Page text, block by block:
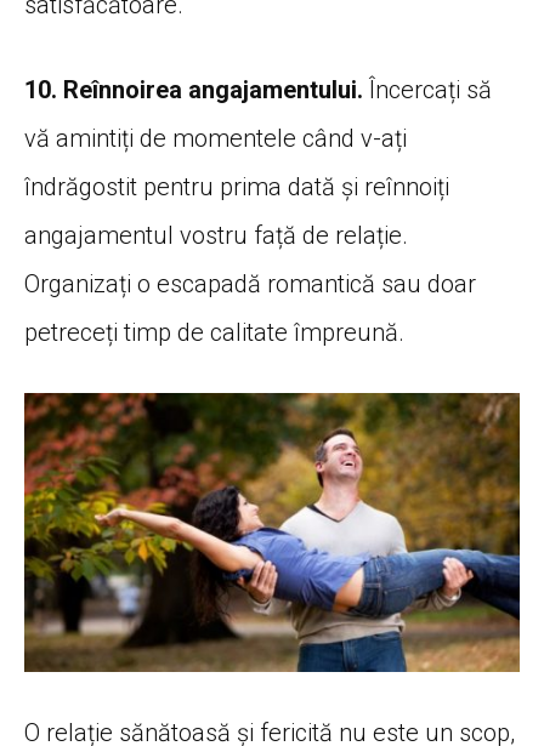
10. Reînnoirea angajamentului. Încercați să
vă amintiți de momentele când v-ați
îndrăgostit pentru prima dată și reînnoiți
angajamentul vostru față de relație.
Organizați o escapadă romantică sau doar
petreceți timp de calitate împreună.
O relație sănătoasă și fericită nu este un scop,